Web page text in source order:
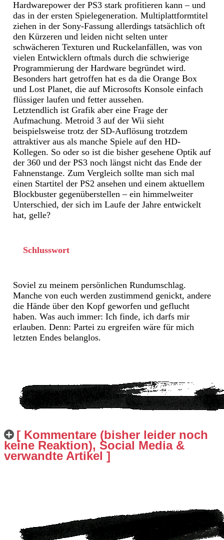
Hardwarepower der PS3 stark profitieren kann – und
das in der ersten Spielegeneration. Multiplattformtitel
ziehen in der Sony-Fassung allerdings tatsächlich oft
den Kürzeren und leiden nicht selten unter
schwächeren Texturen und Ruckelanfällen, was von
vielen Entwicklern oftmals durch die schwierige
Programmierung der Hardware begründet wird.
Besonders hart getroffen hat es da die Orange Box
und Lost Planet, die auf Microsofts Konsole einfach
flüssiger laufen und fetter aussehen.
Letztendlich ist Grafik aber eine Frage der
Aufmachung. Metroid 3 auf der Wii sieht
beispielsweise trotz der SD-Auflösung trotzdem
attraktiver aus als manche Spiele auf den HD-
Kollegen. So oder so ist die bisher gesehene Optik auf
der 360 und der PS3 noch längst nicht das Ende der
Fahnenstange. Zum Vergleich sollte man sich mal
einen Startitel der PS2 ansehen und einem aktuellem
Blockbuster gegenüberstellen – ein himmelweiter
Unterschied, der sich im Laufe der Jahre entwickelt
hat, gelle?
Schlusswort
Soviel zu meinem persönlichen Rundumschlag.
Manche von euch werden zustimmend genickt, andere
die Hände über den Kopf geworfen und geflucht
haben. Was auch immer: Ich finde, ich darfs mir
erlauben. Denn: Partei zu ergreifen wäre für mich
letzten Endes belanglos.
[ Kommentare (bisher leider noch
keine Reaktion), Social Media &
verwandte Artikel ]